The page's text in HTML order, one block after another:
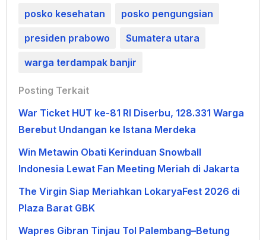
posko kesehatan posko pengungsian
presiden prabowo Sumatera utara
warga terdampak banjir
Posting Terkait
War Ticket HUT ke-81 RI Diserbu, 128.331 Warga
Berebut Undangan ke Istana Merdeka
Win Metawin Obati Kerinduan Snowball
Indonesia Lewat Fan Meeting Meriah di Jakarta
The Virgin Siap Meriahkan LokaryaFest 2026 di
Plaza Barat GBK
Wapres Gibran Tinjau Tol Palembang–Betung